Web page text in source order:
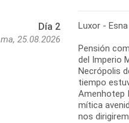
Día 2
ma, 25.08.2026
Luxor -
Pensión
del Imperio
Necrópolis
tiempo
Amenhotep
mítica
nos